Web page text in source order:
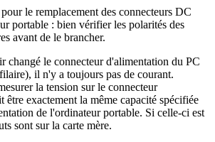
le remplacement des connecteurs DC
portable : bien vérifier les polarités des
avant de le brancher.
changé le connecteur d'alimentation du PC
il n'y a toujours pas de courant.
la tension sur le connecteur
exactement la même capacité spécifiée
de l'ordinateur portable. Si celle-ci est
sont sur la carte mère.